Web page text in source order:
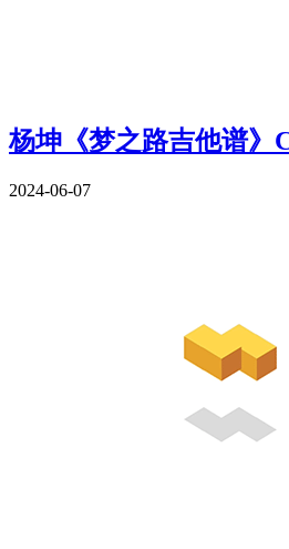
杨坤《梦之路吉他谱》
2024-06-07